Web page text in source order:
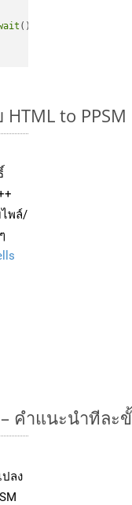
();
to PPSM
ไพล์/
– คำแนะนำทีละ
ปลง